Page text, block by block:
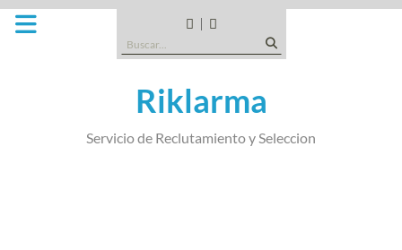
Saltar
CANDIDATOS
TIPO
EMPRESA
SOMOS
Buscar:
Riklarma
Servicio de Reclutamiento y Seleccion